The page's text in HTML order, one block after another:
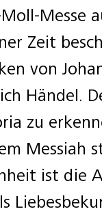
Messe
Zeit
von
Händel.
zu
Messiah
ist die